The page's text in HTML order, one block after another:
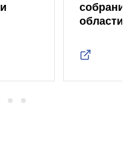
собрание
области